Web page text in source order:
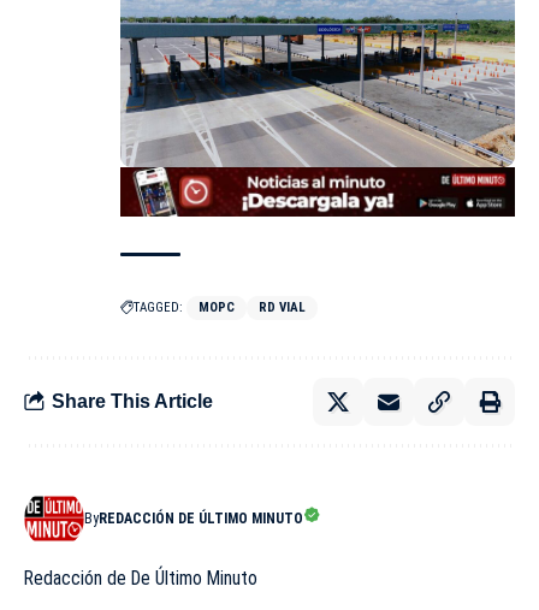
TAGGED: MOPC RD VIAL
Share This Article
ByREDACCIÓN DE ÚLTIMO MINUTO
Redacción de De Último Minuto